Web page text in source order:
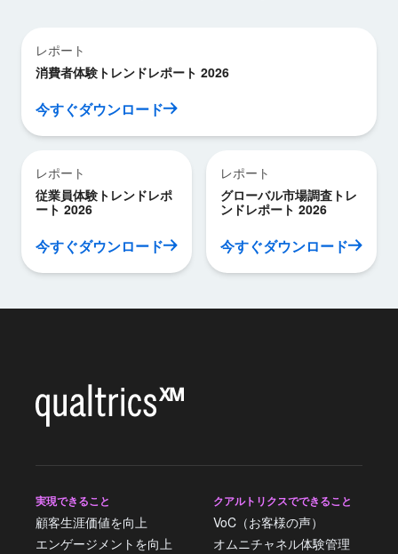
レポート
消費者体験トレンドレポート 2026
今すぐダウンロード
レポート
従業員体験トレンドレポ
ート 2026
今すぐダウンロード
レポート
グローバル市場調査トレ
ンドレポート 2026
今すぐダウンロード
実現できること
顧客生涯価値を向上
エンゲージメントを向上
クアルトリクスでできること
VoC（お客様の声）
オムニチャネル体験管理